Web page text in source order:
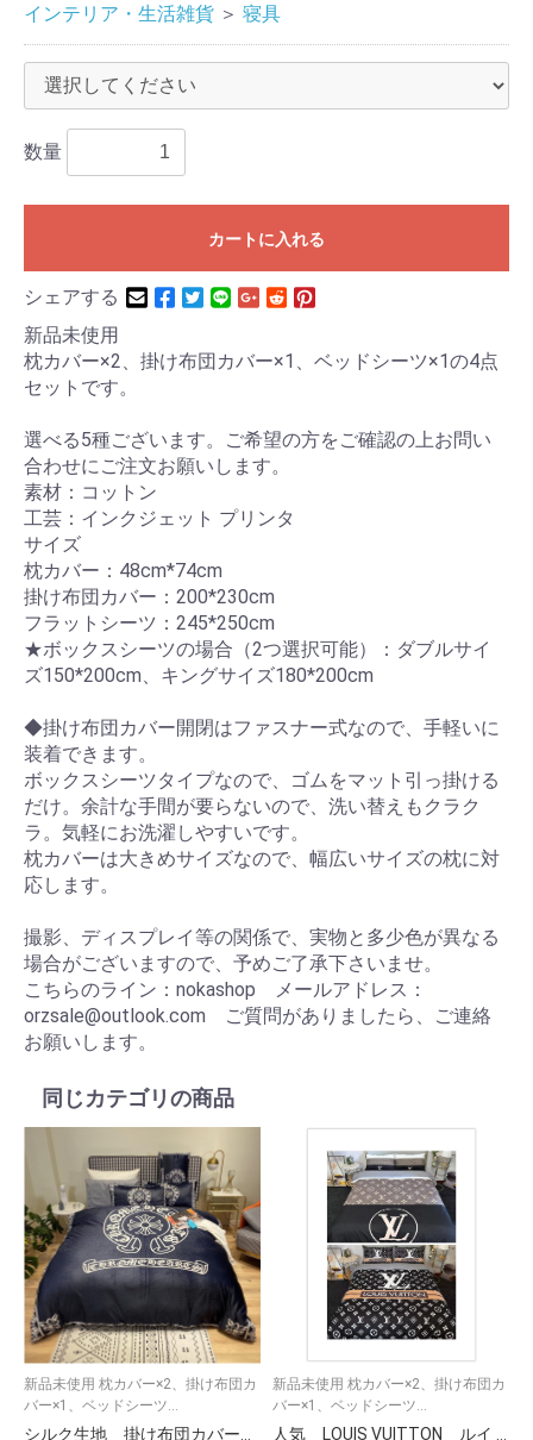
インテリア・生活雑貨 ＞ 寝具
数量
カートに入れる
シェアする
新品未使用
枕カバー×2、掛け布団カバー×1、ベッドシーツ×1の4点
セットです。
選べる5種ございます。ご希望の方をご確認の上お問い
合わせにご注文お願いします。
素材：コットン
工芸：インクジェット プリンタ
サイズ
枕カバー：48cm*74cm
掛け布団カバー：200*230cm
フラットシーツ：245*250cm
★ボックスシーツの場合（2つ選択可能）：ダブルサイ
ズ150*200cm、キングサイズ180*200cm
◆掛け布団カバー開閉はファスナー式なので、手軽いに
装着できます。
ボックスシーツタイプなので、ゴムをマット引っ掛ける
だけ。余計な手間が要らないので、洗い替えもクラク
ラ。気軽にお洗濯しやすいです。
枕カバーは大きめサイズなので、幅広いサイズの枕に対
応します。
撮影、ディスプレイ等の関係で、実物と多少色が異なる
場合がございますので、予めご了承下さいませ。
こちらのライン：nokashop メールアドレス：
orzsale@outlook.com ご質問がありましたら、ご連絡
お願いします。
同じカテゴリの商品
新品未使用 枕カバー×2、掛け布団カ
バー×1、ベッドシーツ...
新品未使用 枕カバー×2、掛け布団カ
バー×1、ベッドシーツ...